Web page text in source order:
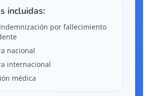
incluidas:
por fallecimiento
nacional
internacional
médica